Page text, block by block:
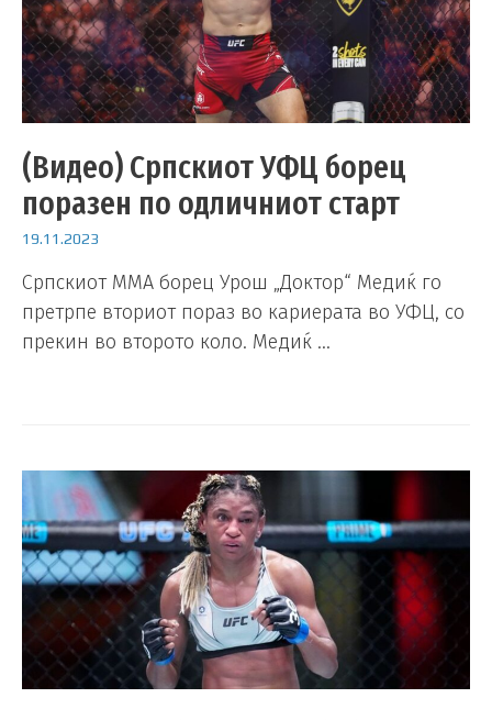
(Видео) Српскиот УФЦ борец
поразен по одличниот старт
19.11.2023
Српскиот ММА борец Урош „Доктор“ Медиќ го
претрпе вториот пораз во кариерата во УФЦ, со
прекин во второто коло. Медиќ …